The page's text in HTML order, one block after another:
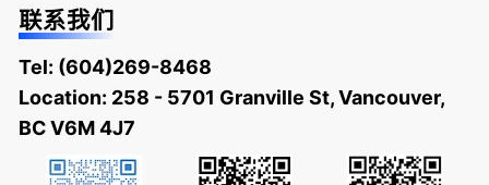
联系我们
Tel: (604)269-8468
Location: 258 - 5701 Granville St, Vancouver,
BC V6M 4J7